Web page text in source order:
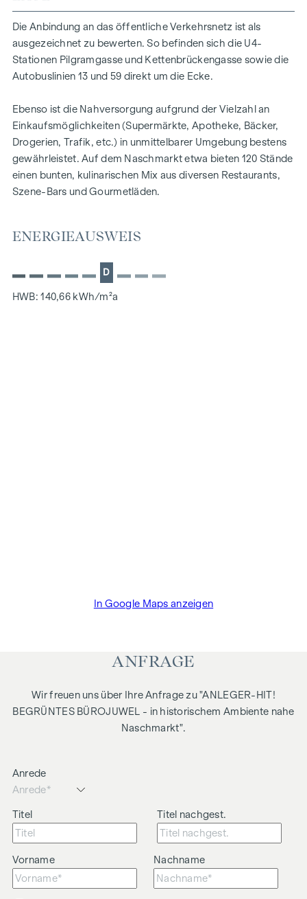
Besichtigung vorstellen zu dürfen!
Diese Einheit wird auch zur Vermietung angeboten!
Dieses Objekt wird Ihnen unverbindlich und freibleibend
zum Kauf angeboten. Als Vermittlungshonorar gelten die
Immobilienmakler des BM für Handel, Gewerbe und
Industrie, BGBL. 297/1996. Für den Fall, dass es
diesbezüglich zu einem entsprechenden Rechtsgeschäft
kommt, verrechnen wir Ihnen eine Vermittlungsprovision
von 3 Prozent der Kaufsumme zuzüglich der gesetzlichen
Mehrwertsteuer. Wir möchten noch darauf hinweisen, dass
dem zu vermittelnden Dritten ein familiäres oder
wirtschaftliches Naheverhältnis besteht.
Die Anbindung an das öffentliche Verkehrsnetz ist als
ausgezeichnet zu bewerten. So befinden sich die U4-
Stationen Pilgramgasse und Kettenbrückengasse sowie die
Autobuslinien 13 und 59 direkt um die Ecke.
Ebenso ist die Nahversorgung aufgrund der Vielzahl an
Einkaufsmöglichkeiten (Supermärkte, Apotheke, Bäcker,
Drogerien, Trafik, etc.) in unmittelbarer Umgebung bestens
gewährleistet. Auf dem Naschmarkt etwa bieten 120 Stände
einen bunten, kulinarischen Mix aus diversen Restaurants,
Szene-Bars und Gourmetläden.
ENERGIEAUSWEIS
D
HWB: 140,66 kWh/m²a
In Google Maps anzeigen
ANFRAGE
Wir freuen uns über Ihre Anfrage zu "ANLEGER-HIT!
BEGRÜNTES BÜROJUWEL - in historischem Ambiente nahe
Naschmarkt".
Anrede
Titel Titel nachgest.
Vorname Nachname